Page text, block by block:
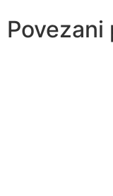
Povezani